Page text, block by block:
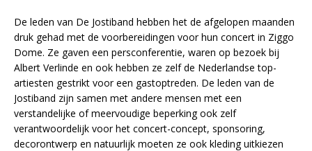
De leden van De Jostiband hebben het de afgelopen maanden
druk gehad met de voorbereidingen voor hun concert in Ziggo
Dome. Ze gaven een persconferentie, waren op bezoek bij
Albert Verlinde en ook hebben ze zelf de Nederlandse top-
artiesten gestrikt voor een gastoptreden. De leden van de
Jostiband zijn samen met andere mensen met een
verstandelijke of meervoudige beperking ook zelf
verantwoordelijk voor het concert-concept, sponsoring,
decorontwerp en natuurlijk moeten ze ook kleding uitkiezen